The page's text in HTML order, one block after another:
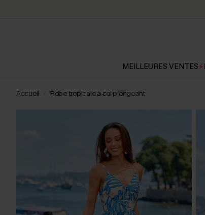
MEILLEURES VENTES
Accueil Robe tropicale à col plongeant